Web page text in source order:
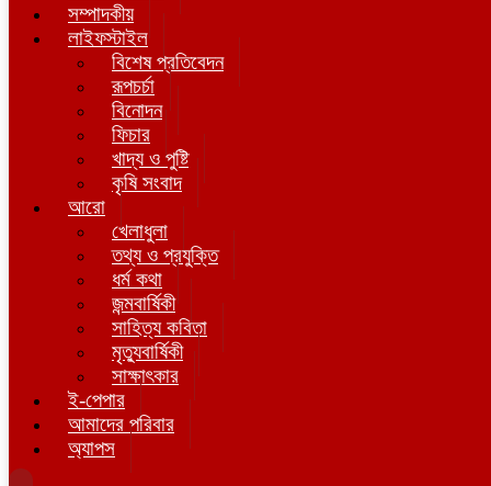
সম্পাদকীয়
লাইফস্টাইল
বিশেষ প্রতিবেদন
রূপচর্চা
বিনোদন
ফিচার
খাদ্য ও পুষ্টি
কৃষি সংবাদ
আরো
খেলাধুলা
তথ্য ও প্রযুক্তি
ধর্ম কথা
জন্মবার্ষিকী
সাহিত্য কবিতা
মৃত্যুবার্ষিকী
সাক্ষাৎকার
ই-পেপার
আমাদের পরিবার
অ্যাপস